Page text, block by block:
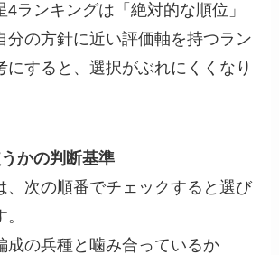
ランキングは「絶対的な順位」
分の方針に近い評価軸を持つラン
にすると、選択がぶれにくくなり
かの判断基準
次の順番でチェックすると選び
の兵種と噛み合っているか